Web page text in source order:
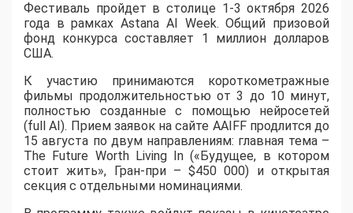
​Фестиваль пройдет в столице 1-3 октября 2026
года в рамках Astana AI Week. Общий призовой
фонд конкурса составляет 1 миллион долларов
США.
К участию принимаются короткометражные
фильмы продолжительностью от 3 до 10 минут,
полностью созданные с помощью нейросетей
(full AI). Прием заявок на сайте AAIFF продлится до
15 августа по двум направлениям: главная тема –
The Future Worth Living In («Будущее, в котором
стоит жить», Гран-при – $450 000) и открытая
секция с отдельными номинациями.